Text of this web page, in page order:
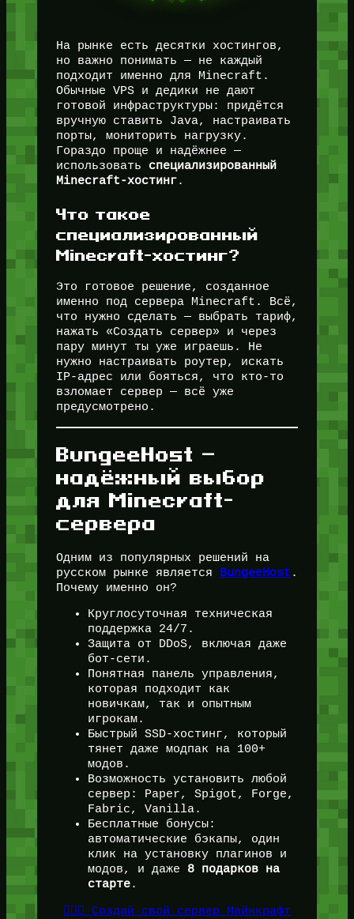
На рынке есть десятки хостингов,
но важно понимать — не каждый
подходит именно для Minecraft.
Обычные VPS и дедики не дают
готовой инфраструктуры: придётся
вручную ставить Java, настраивать
порты, мониторить нагрузку.
Гораздо проще и надёжнее —
использовать специализированный
Minecraft-хостинг.
Что такое
специализированный
Minecraft-хостинг?
Это готовое решение, созданное
именно под сервера Minecraft. Всё,
что нужно сделать — выбрать тариф,
нажать «Создать сервер» и через
пару минут ты уже играешь. Не
нужно настраивать роутер, искать
IP-адрес или бояться, что кто-то
взломает сервер — всё уже
предусмотрено.
BungeeHost —
надёжный выбор
для Minecraft-
сервера
Одним из популярных решений на
русском рынке является BungeeHost .
Почему именно он?
Круглосуточная техническая
поддержка 24/7.
Защита от DDoS, включая даже
бот-сети.
Понятная панель управления,
которая подходит как
новичкам, так и опытным
игрокам.
Быстрый SSD-хостинг, который
тянет даже модпак на 100+
модов.
Возможность установить любой
сервер: Paper, Spigot, Forge,
Fabric, Vanilla.
Бесплатные бонусы:
автоматические бэкапы, один
клик на установку плагинов и
модов, и даже 8 подарков на
старте.
👉🏻🎁 Создай свой сервер Майнкрафт